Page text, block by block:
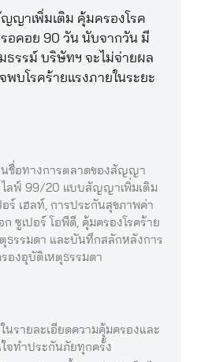
ญาเพิ่มเติม คุ้มครองโรค
รอคอย 90 วัน นับจากวัน มี
ธรรม์ บริษัทฯ จะไม่จ่ายผล
บโรคร้ายแรงภายในระยะ
นชื่อทางการตลาดของสัญญา
ไลฟ์ 99/20 แบบสัญญาเพิ่มเติม
ร์ เฮลท์, การประกันสุขภาพค่า
ซูเปอร์ โอพีดี, คุ้มครองโรคร้าย
ธรรมดา และบันทึกสลักหลังการ
องอุบัติเหตุธรรมดา
นรายละเอียดความคุ้มครองและ
จทำประกันภัยทุกครั้ง